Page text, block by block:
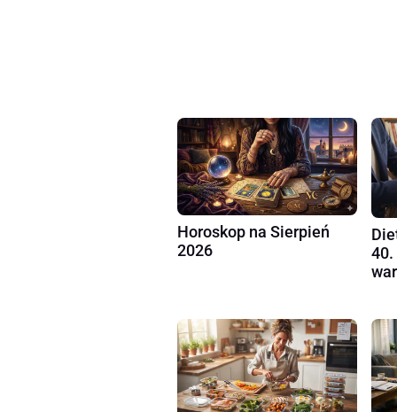
Horoskop na Sierpień
2026
40.